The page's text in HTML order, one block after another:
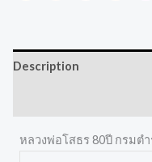
Description
หลวงพ่อโสธร 80ปี กรมต